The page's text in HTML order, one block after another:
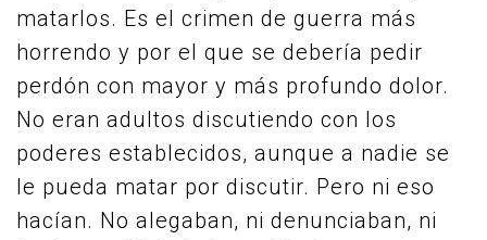
matarlos. Es el crimen de guerra más
horrendo y por el que se debería pedir
perdón con mayor y más profundo dolor.
No eran adultos discutiendo con los
poderes establecidos, aunque a nadie se
le pueda matar por discutir. Pero ni eso
hacían. No alegaban, ni denunciaban, ni